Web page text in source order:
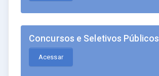
Concursos e Seletivos Públicos
Acessar